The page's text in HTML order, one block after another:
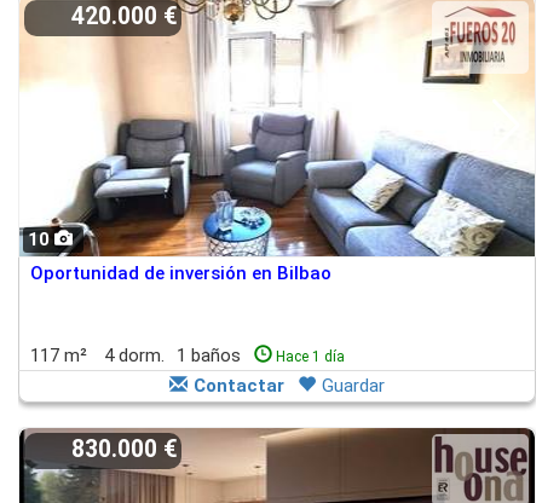
10
420.000 €
Oportunidad de inversión en Bilbao
117 m² 4 dorm. 1 baños Hace 1 día
Contactar Guardar
830.000 €